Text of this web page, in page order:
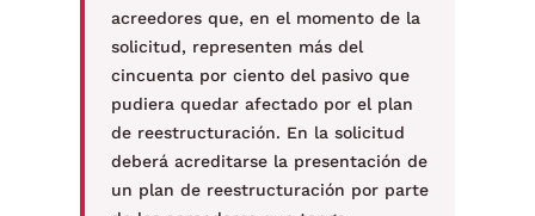
acreedores que, en el momento de la
solicitud, representen más del
cincuenta por ciento del pasivo que
pudiera quedar afectado por el plan
de reestructuración. En la solicitud
deberá acreditarse la presentación de
un plan de reestructuración por parte